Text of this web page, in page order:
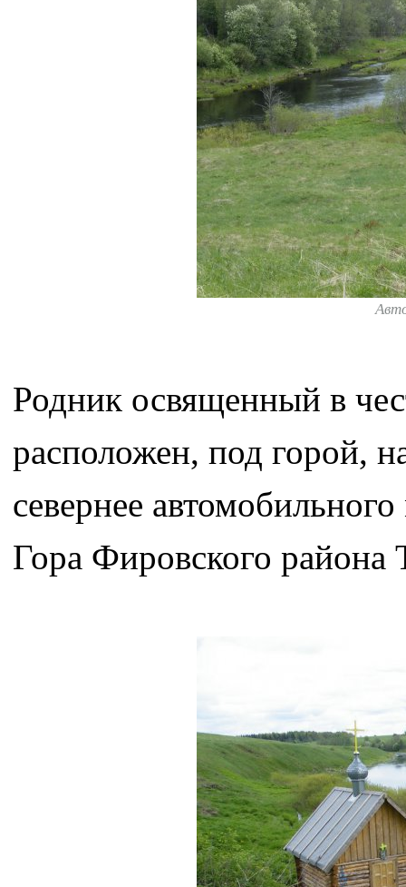
Родник освященный в
расположен, под горой,
севернее
Гора Фировского района